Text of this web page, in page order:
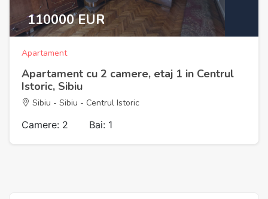
110000 EUR
Apartament
Apartament cu 2 camere, etaj 1 in Centrul
Istoric, Sibiu
Sibiu - Sibiu - Centrul Istoric
Camere: 2 Bai: 1